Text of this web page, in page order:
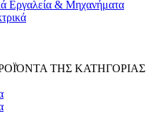
Εργαλεία & Μηχανήματα
ΤΗΣ ΚΑΤΗΓΟΡΙΑΣ